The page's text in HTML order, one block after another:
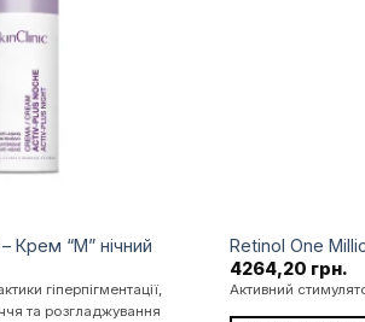
Крем “М” нічний
гіперпігментації,
та розгладжування
Retinol One
4264,20 грн.
Активний